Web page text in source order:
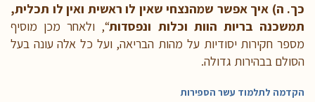
כך. ה) איך אפשר שמהנצחי שאין לו ראשית ואין לו תכלית,
תמשכנה בריות הוות וכלות ונפסדות“, ולאחר מכן מוסיף
מספר חקירות יסודיות על מהות הבריאה, ועל כל אלה עונה בעל
הסולם בבהירות גדולה.
הקדמה לתלמוד עשר הספירות